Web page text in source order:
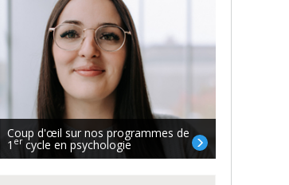
Coup d'œil sur nos programmes de
1 ercycle en psychologie